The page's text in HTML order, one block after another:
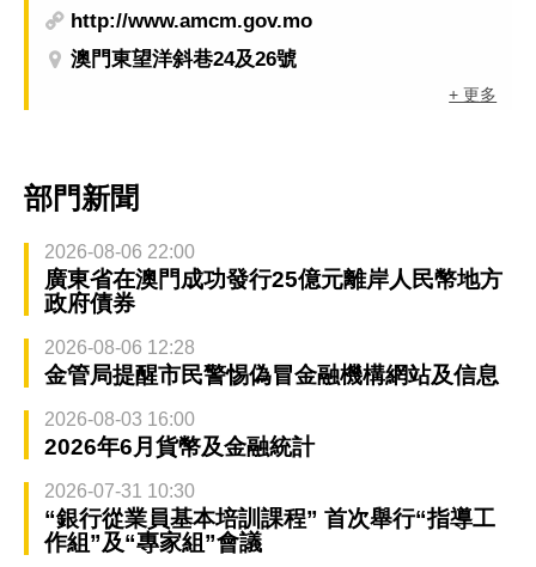
http://www.amcm.gov.mo
澳門東望洋斜巷24及26號
+ 更多
部門新聞
2026-08-06 22:00
廣東省在澳門成功發行25億元離岸人民幣地方
政府債券
2026-08-06 12:28
金管局提醒市民警惕偽冒金融機構網站及信息
2026-08-03 16:00
2026年6月貨幣及金融統計
2026-07-31 10:30
“銀行從業員基本培訓課程” 首次舉行“指導工
作組”及“專家組”會議